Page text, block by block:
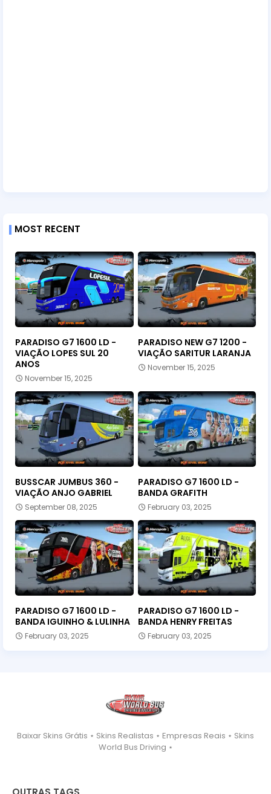
MOST RECENT
PARADISO G7 1600 LD -
VIAÇÃO LOPES SUL 20
ANOS
November 15, 2025
PARADISO NEW G7 1200 -
VIAÇÃO SARITUR LARANJA
November 15, 2025
BUSSCAR JUMBUS 360 -
VIAÇÃO ANJO GABRIEL
September 08, 2025
PARADISO G7 1600 LD -
BANDA GRAFITH
February 03, 2025
PARADISO G7 1600 LD -
BANDA IGUINHO & LULINHA
February 03, 2025
PARADISO G7 1600 LD -
BANDA HENRY FREITAS
February 03, 2025
Baixar Skins Grátis ⋆ Skins Realistas ⋆ Empresas Reais ⋆ Skins
World Bus Driving ⋆